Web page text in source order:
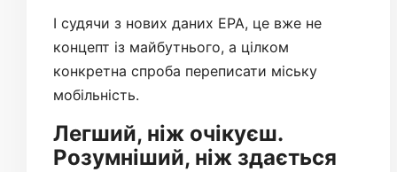
І судячи з нових даних EPA, це вже не
концепт із майбутнього, а цілком
конкретна спроба переписати міську
мобільність.
Легший, ніж очікуєш.
Розумніший, ніж здається